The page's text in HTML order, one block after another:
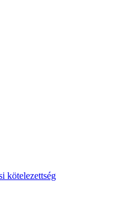
kötelezettség